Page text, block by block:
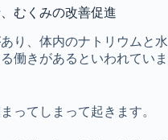
むくみの改善促進
り、体内のナトリウムと水
働きがあるといわれていま
ってしまって起きます。